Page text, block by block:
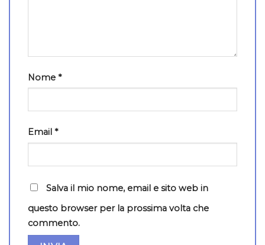
Nome *
Email *
Salva il mio nome, email e sito web in
questo browser per la prossima volta che
commento.